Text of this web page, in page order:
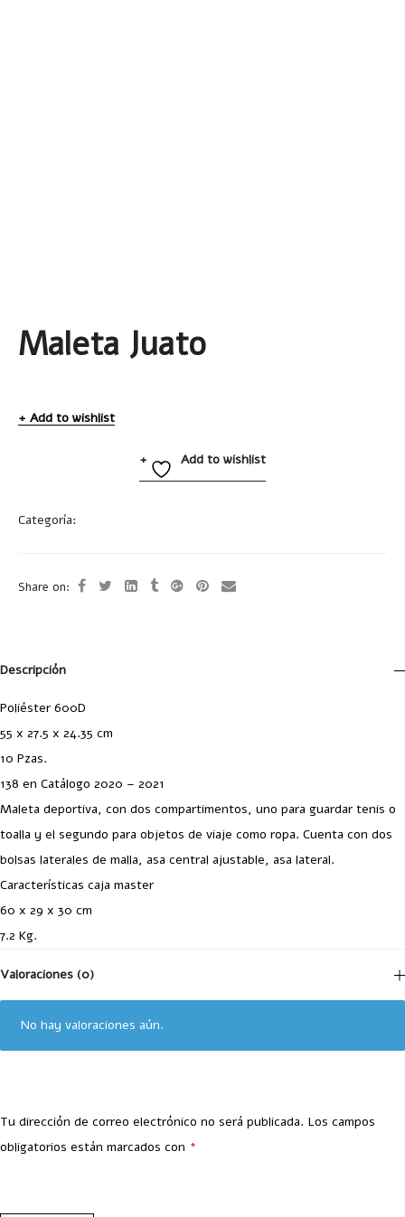
Maleta Juato
Add to wishlist
Add to wishlist
Categoría:
Share on:
Descripción
Poliéster 600D
55 x 27.5 x 24.35 cm
10 Pzas.
138 en Catálogo 2020 – 2021
Maleta deportiva, con dos compartimentos, uno para guardar tenis o
toalla y el segundo para objetos de viaje como ropa. Cuenta con dos
bolsas laterales de malla, asa central ajustable, asa lateral.
Características caja master
60 x 29 x 30 cm
7.2 Kg.
Valoraciones (0)
No hay valoraciones aún.
Tu dirección de correo electrónico no será publicada. Los campos
obligatorios están marcados con *